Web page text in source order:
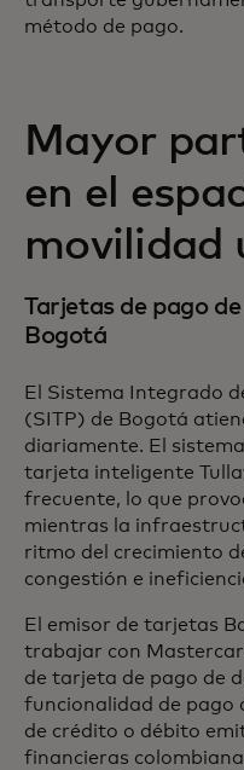
método de pago.
Mayor
en el
movilidad
Tarjetas de pago
Bogotá
El Sistema Integrado
(SITP) de Bogotá
diariamente. El
tarjeta inteligente
frecuente, lo que
mientras la
ritmo del crecimiento
congestión e
El emisor de tarjetas
trabajar con
de tarjeta de pago de
funcionalidad de pago
de crédito o débito
financieras